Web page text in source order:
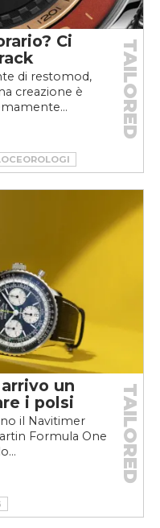
Ci
di restomod,
creazione è
TAILORED
un
i polsi
il Navitimer
Formula One
TAILORED